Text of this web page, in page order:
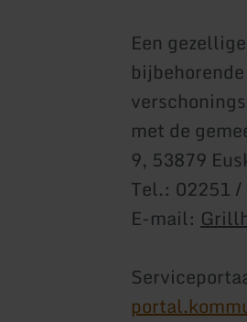
Een
met de
9, 53879
Tel.: 02251
E-mail: